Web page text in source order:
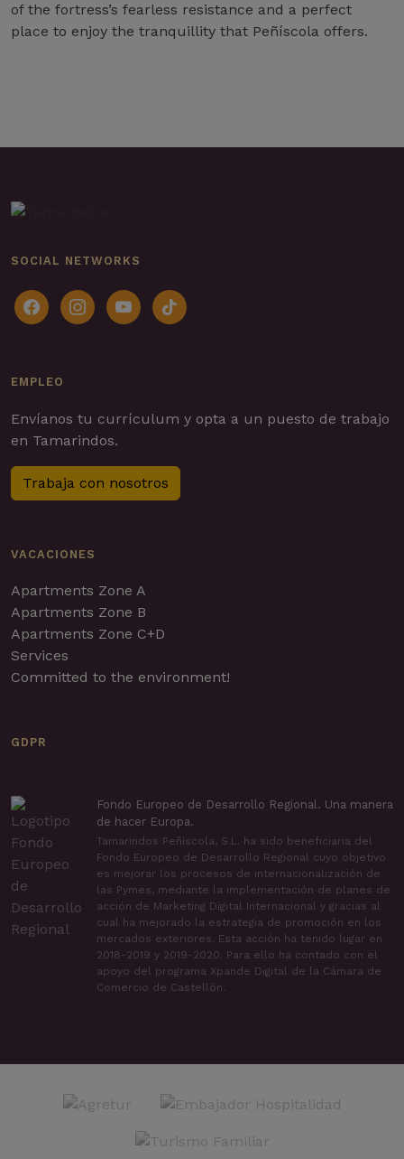
of the fortress’s fearless resistance and a perfect
place to enjoy the tranquillity that Peñíscola offers.
SOCIAL NETWORKS
facebookinstagramyoutubetiktok
EMPLEO
Envíanos tu currículum y opta a un puesto de trabajo
en Tamarindos.
Trabaja con nosotros
VACACIONES
Apartments Zone A
Apartments Zone B
Apartments Zone C+D
Services
Committed to the environment!
GDPR
Fondo Europeo de Desarrollo Regional. Una manera
de hacer Europa.
Tamarindos Peñíscola, S.L. ha sido beneficiaria del
Fondo Europeo de Desarrollo Regional cuyo objetivo
es mejorar los procesos de internacionalización de
las Pymes, mediante la implementación de planes de
acción de Marketing Digital Internacional y gracias al
cual ha mejorado la estrategia de promoción en los
mercados exteriores. Esta acción ha tenido lugar en
2018-2019 y 2019-2020. Para ello ha contado con el
apoyo del programa Xpande Digital de la Cámara de
Comercio de Castellón.